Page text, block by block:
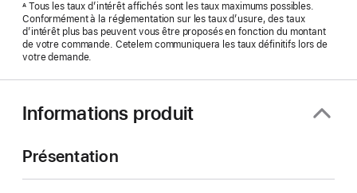
ATous les taux d’intérêt affichés sont les taux maximums possibles.
Conformément à la réglementation sur les taux d’usure, des taux
d’intérêt plus bas peuvent vous être proposés en fonction du montant
de votre commande. Cetelem communiquera les taux définitifs lors de
votre demande.
Informations produit
Présentation